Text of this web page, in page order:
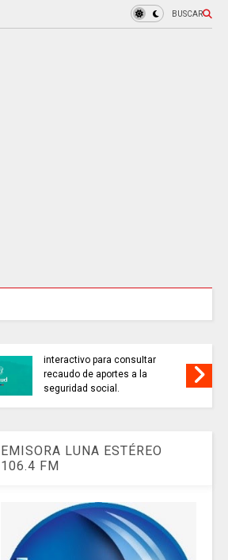
BUSCAR
interactivo para consultar
recaudo de aportes a la
seguridad social.
EMISORA LUNA ESTÉREO
106.4 FM